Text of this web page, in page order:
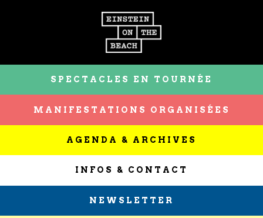
SPECTACLES EN TOURNÉE
MANIFESTATIONS ORGANISÉES
AGENDA & ARCHIVES
INFOS & CONTACT
NEWSLETTER